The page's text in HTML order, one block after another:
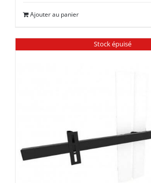
Ajouter au panier
Stock épuisé